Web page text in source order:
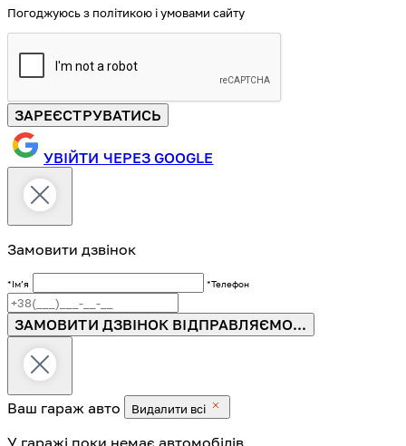
Погоджуюсь з політикою і умовами сайту
ЗАРЕЄСТРУВАТИСЬ
УВІЙТИ ЧЕРЕЗ GOOGLE
Замовити дзвінок
*Імʼя *Телефон
ЗАМОВИТИ ДЗВІНОК ВІДПРАВЛЯЄМО...
Ваш гараж авто Видалити всі
У гаражі поки немає автомобілів